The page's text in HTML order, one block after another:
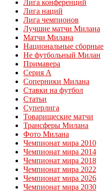
Лига конференций
Лига наций
Лига чемпионов
Лучшие матчи Милана
Матчи Милана
Национальные сборные
Не футбольный Милан
Примавера
Серия А
Соперники Милана
Ставки на футбол
Статьи
Суперлига
Товарищеские матчи
Трансферы Милана
Фото Милана
Чемпионат мира 2010
Чемпионат мира 2014
Чемпионат мира 2018
Чемпионат мира 2022
Чемпионат мира 2026
Чемпионат мира 2030